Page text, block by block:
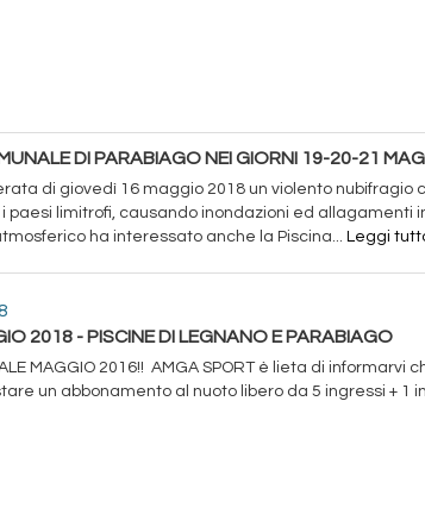
DI PARABIAGO NEI GIORNI 19-20-21
di giovedì 16 maggio 2018 un violento nubifragio
paesi limitrofi, causando inondazioni ed allagamenti
ha interessato anche la Piscina... Leggi
2018 - PISCINE DI LEGNANO E PARABIAGO
MAGGIO 2016!! AMGA SPORT è lieta di
un abbonamento al nuoto libero da 5 ingressi + 1